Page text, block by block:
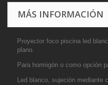
MÁS INFORMACIÓN
Proyector foco piscina led
plano.
Para hormigón o como opción
Led blanco, sujeción mediante